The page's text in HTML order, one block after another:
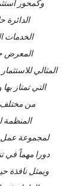
وكمحور
الخدمات
المعرض
المثالي
التي تمتاز
من مختلف
المنظمة
لمجموعة عمل
دورا مهماً في
ويمثل نافذة